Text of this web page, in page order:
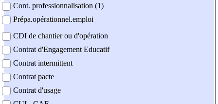
Cont. professionnalisation (1)
Prépa.opérationnel.emploi
CDI de chantier ou d'opération
Contrat d'Engagement Educatif
Contrat intermittent
Contrat pacte
Contrat d'usage